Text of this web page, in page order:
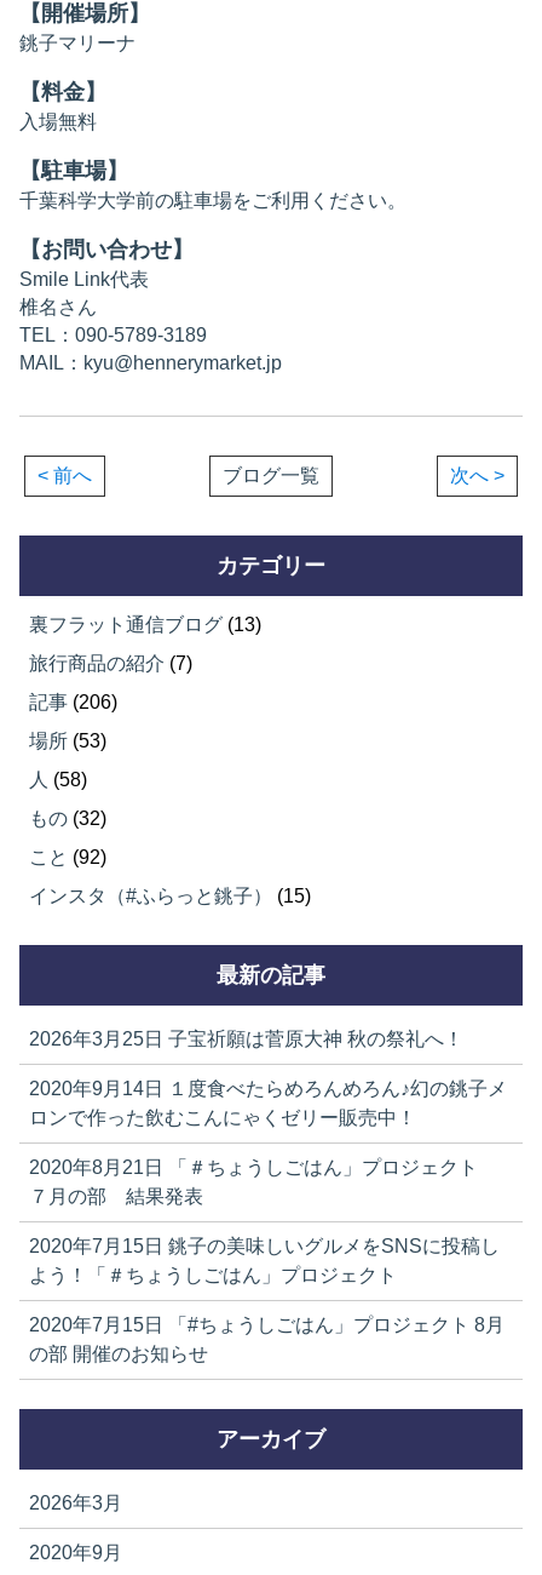
【開催場所】
銚子マリーナ
【料金】
入場無料
【駐車場】
千葉科学大学前の駐車場をご利用ください。
【お問い合わせ】
Smile Link代表
椎名さん
TEL：090-5789-3189
MAIL：kyu@hennerymarket.jp
< 前へ ブログ一覧 次へ >
カテゴリー
裏フラット通信ブログ (13)
旅行商品の紹介 (7)
記事 (206)
場所 (53)
人 (58)
もの (32)
こと (92)
インスタ（#ふらっと銚子）
(15)
最新の記事
2026年3月25日 子宝祈願は菅原大神 秋の祭礼へ！
2020年9月14日
１度食べたらめろんめろん♪幻の銚子メ
ロンで作った飲むこんにゃくゼリー販売中！
2020年8月21日
「＃ちょうしごはん」プロジェクト
７月の部 結果発表
2020年7月15日 銚子の美味しいグルメをSNSに投稿し
よう！「＃ちょうしごはん」プロジェクト
2020年7月15日
「#ちょうしごはん」プロジェクト 8月
の部 開催のお知らせ
アーカイブ
2026年3月
2020年9月